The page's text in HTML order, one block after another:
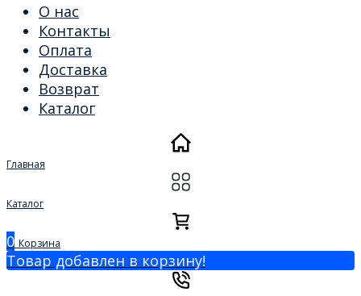
О нас
Контакты
Оплата
Доставка
Возврат
Каталог
Главная
Каталог
0 Корзина
Товар добавлен в корзину!